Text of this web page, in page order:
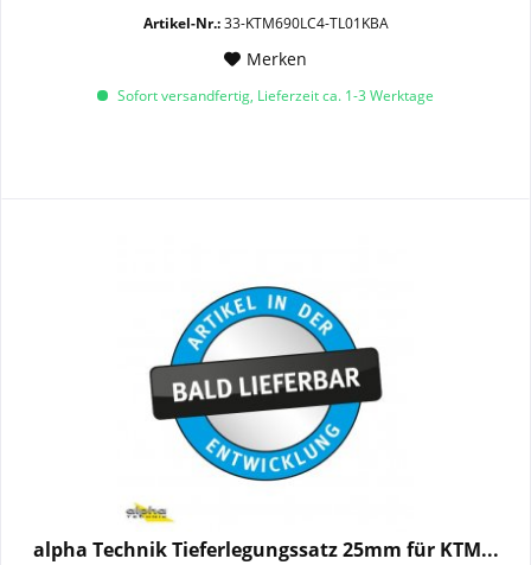
Artikel-Nr.:33-KTM690LC4-TL01KBA
Merken
Sofort versandfertig, Lieferzeit ca. 1-3 Werktage
alpha Technik Tieferlegungssatz 25mm für KTM...